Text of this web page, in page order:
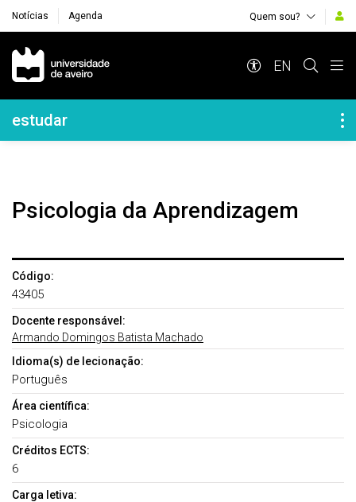
Notícias Agenda Quem sou?
Navegação Principal
EN
Navegação Lateral
estudar
Psicologia da Aprendizagem
Código:
43405
Docente responsável:
Armando Domingos Batista Machado
Idioma(s) de lecionação:
Português
Área científica:
Psicologia
Créditos ECTS:
6
Carga letiva: